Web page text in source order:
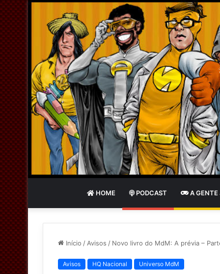
HOME PODCAST A GENTE
Início / Avisos / Novo livro do MdM: A prévia –
Avisos HQ Nacional Universo MdM